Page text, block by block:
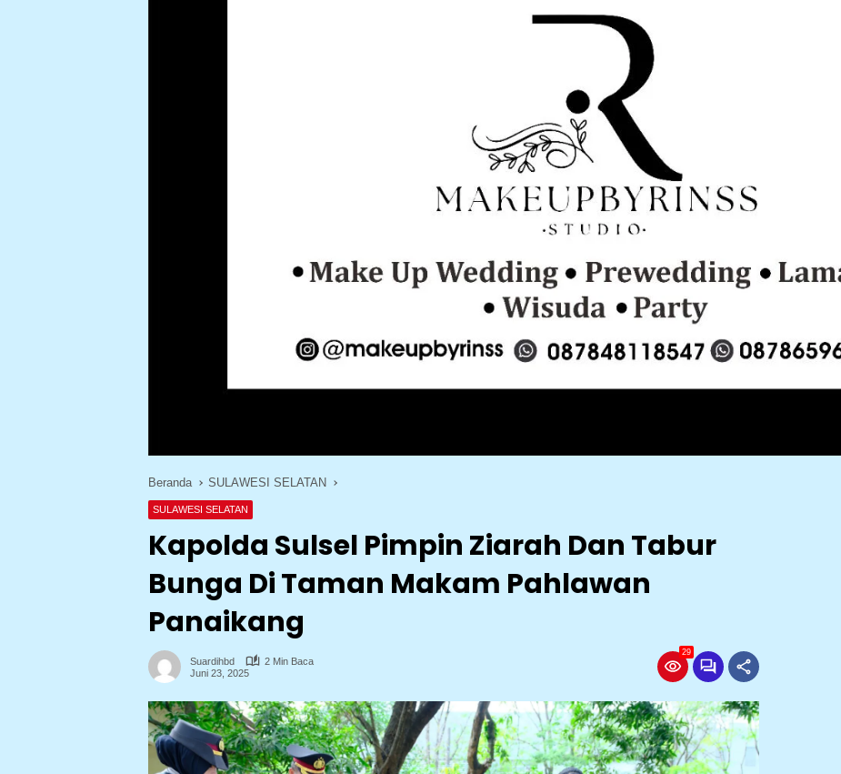
Beranda SULAWESI SELATAN
SULAWESI SELATAN
Kapolda Sulsel Pimpin Ziarah Dan Tabur
Bunga Di Taman Makam Pahlawan
Panaikang
Suardihbd
2 Min Baca
Juni 23, 2025
29